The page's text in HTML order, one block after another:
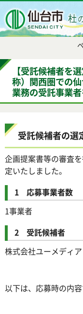
【受託候補者を
称）関西圏での
業務の受託事業
受託候補者の選
企画提案書等の審査
定いたしました。
1 応募事業者数
1事業者
2 受託候補者
株式会社ユーメディア
以下は、応募時の内容